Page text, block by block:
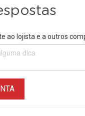
ao lojista e a outros